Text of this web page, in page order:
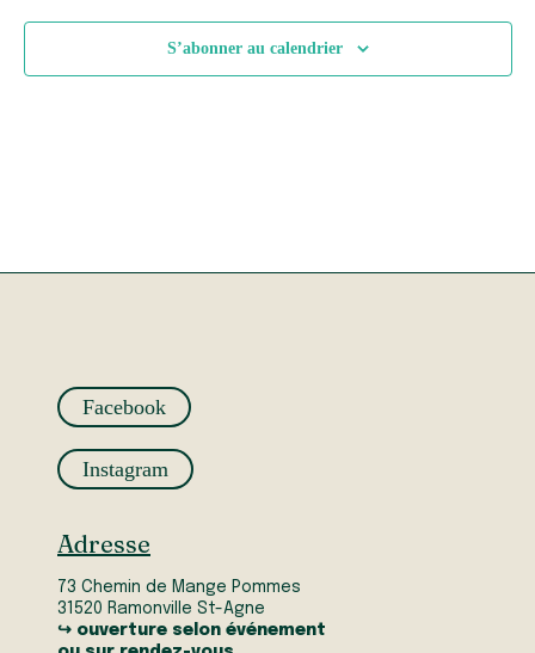
S’abonner au calendrier
Facebook
Instagram
Adresse
73 Chemin de Mange Pommes
31520 Ramonville St-Agne
↪ ouverture selon événement